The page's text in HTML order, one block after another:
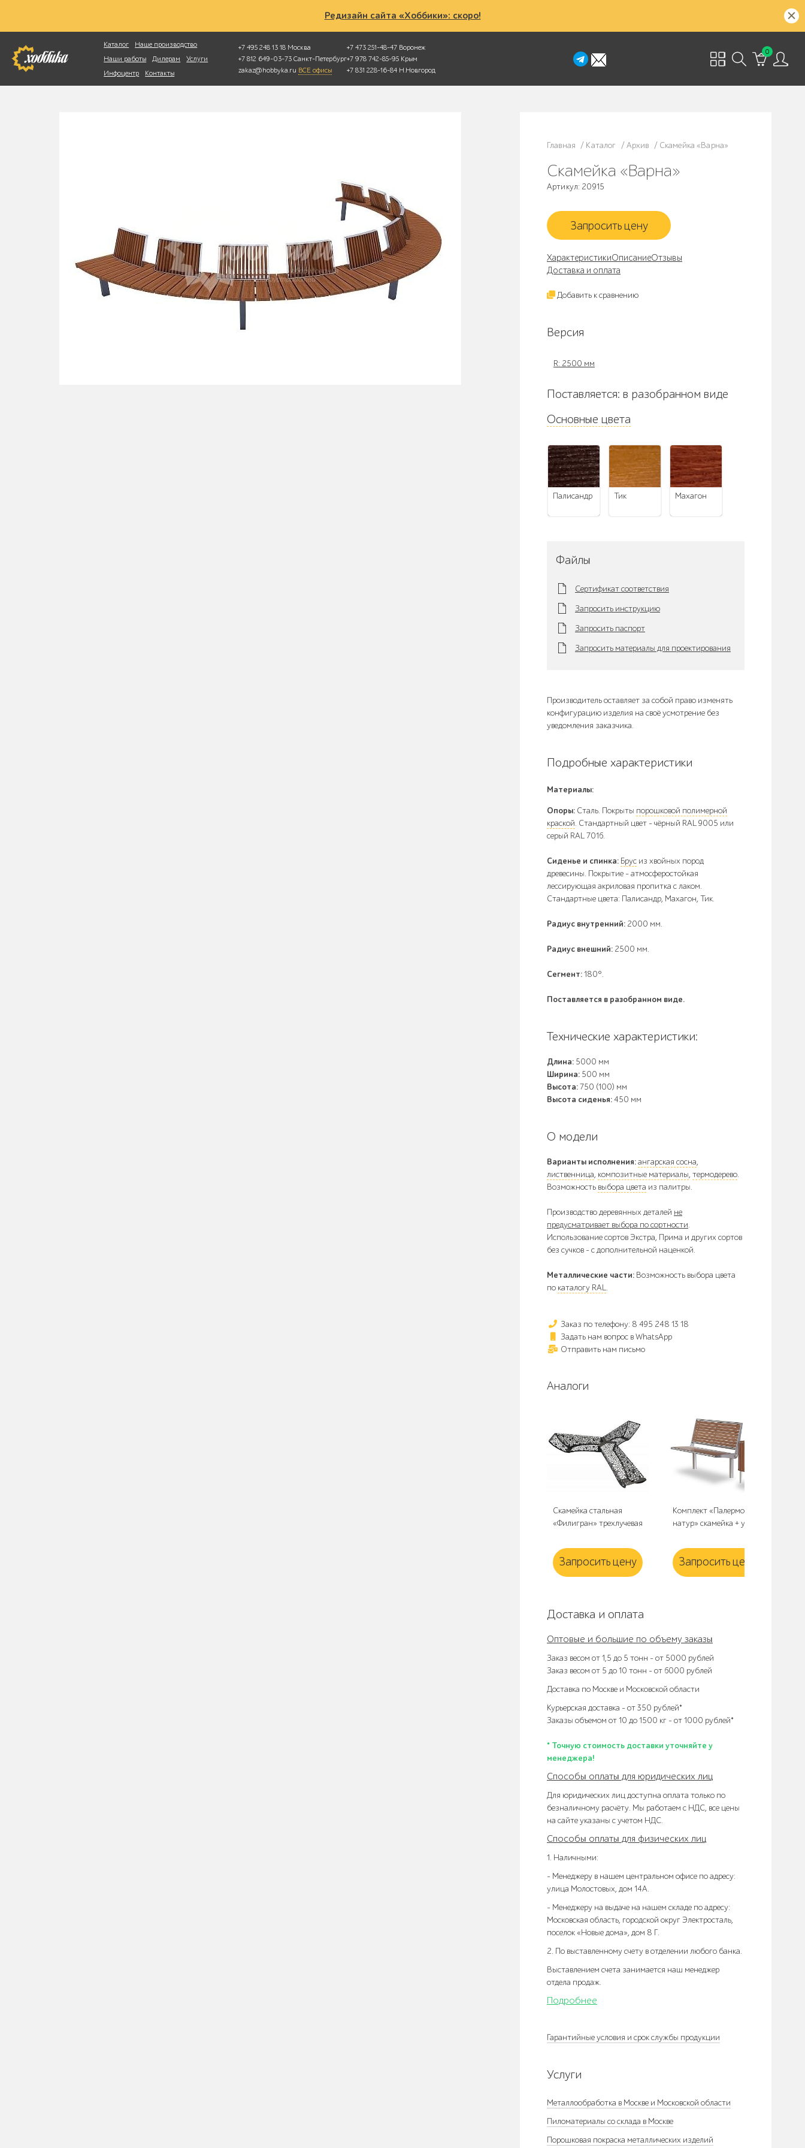
Редизайн сайта «Хоббики»: скоро!
Каталог
Наше производство
Наши работы
Дилерам
Услуги
Инфоцентр
Контакты
+7 495 248 13 18 Москва
+7 812 649-03-73 Санкт-Петербург
zakaz@hobbyka.ru ВСЕ офисы
+7 473 251-48-47 Воронеж
+7 978 742-85-95 Крым
+7 831 228-16-84 Н.Новгород
0
Фотопоиск
Главная / Каталог /Архив / Скамейка «Варна»
Скамейка «Варна»
Артикул: 20915
Запросить цену
ХарактеристикиОписаниеОтзывы
Доставка и оплата
Добавить к сравнению
Версия
R: 2500 мм
Поставляется: в разобранном виде
Основные цвета
палисандр тик махагон
Файлы
Сертификат соответствия
Запросить инструкцию
Запросить паспорт
Запросить материалы для проектирования
Производитель оставляет за собой право изменять
конфигурацию изделия на своё усмотрение без
уведомления заказчика.
Подробные характеристики
Материалы:
Опоры: Сталь. Покрыты порошковой полимерной
краской. Стандартный цвет – чёрный RAL 9005 или
серый RAL 7016.
Сиденье и спинка: Брус из хвойных пород
древесины. Покрытие - атмосферостойкая
лессирующая акриловая пропитка с лаком.
Стандартные цвета: Палисандр, Махагон, Тик.
Радиус внутренний: 2000 мм.
Радиус внешний: 2500 мм.
Сегмент:180°.
Поставляется в разобранном виде.
Технические характеристики:
Длина: 5000 мм
Ширина: 500 мм
Высота:750 (100) мм
Высота сиденья:450 мм
О модели
Варианты исполнения:ангарская сосна,
лиственница, композитные материалы, термодерево.
Возможность выбора цвета из палитры.
Производство деревянных деталей не
предусматривает выбора по сортности.
Использование сортов Экстра, Прима и других сортов
без сучков - с дополнительной наценкой.
Металлические части: Возможность выбора цвета
по каталогу RAL.
Заказ по телефону: 8 495 248 13 18
Задать нам вопрос в WhatsApp
Отправить нам письмо
Аналоги
Скамейка стальная
«Филигран» трехлучевая
Запросить цену
Комплект «Палермо
натур» скамейка + урна
Запросить цену
Доставка и оплата
Оптовые и большие по объему заказы
Заказ весом от 1,5 до 5 тонн – от 5000 рублей
Заказ весом от 5 до 10 тонн – от 6000 рублей
Доставка по Москве и Московской области
Курьерская доставка – от 350 рублей*
Заказы объемом от 10 до 1500 кг – от 1000 рублей*
* Точную стоимость доставки уточняйте у
менеджера!
Способы оплаты для юридических лиц
Для юридических лиц доступна оплата только по
безналичному расчёту. Мы работаем с НДС, все цены
на сайте указаны с учетом НДС.
Способы оплаты для физических лиц
1. Наличными:
- Менеджеру в нашем центральном офисе по адресу:
улица Молостовых, дом 14А.
- Менеджеру на выдаче на нашем складе по адресу:
Московская область, городской округ Электросталь,
поселок «Новые дома», дом 8 Г.
2. По выставленному счету в отделении любого банка.
Выставлением счета занимается наш менеджер
отдела продаж.
Подробнее
Гарантийные условия и срок службы продукции
Услуги
Металлообработка в Москве и Московской области
Пиломатериалы со склада в Москве
Порошковая покраска металлических изделий